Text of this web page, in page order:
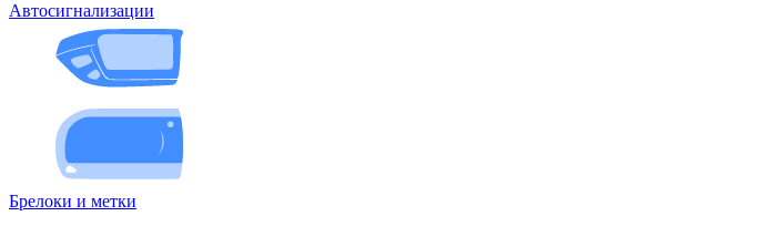
Автосигнализации
Брелоки и метки